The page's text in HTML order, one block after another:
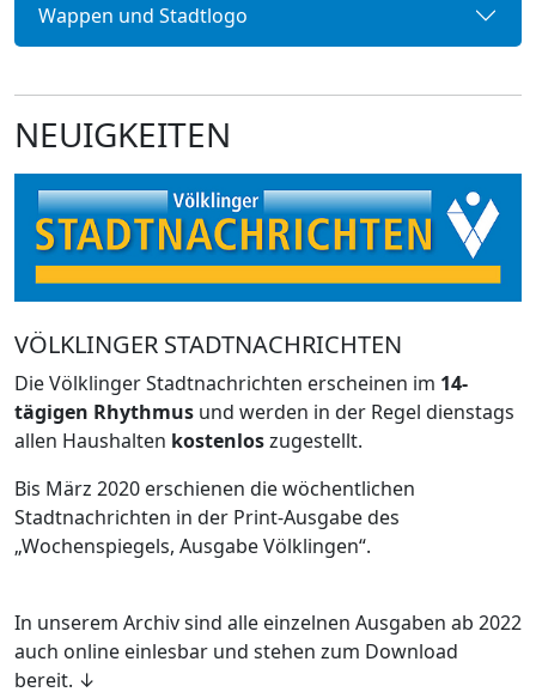
Wappen und Stadtlogo
NEUIGKEITEN
VÖLKLINGER STADTNACHRICHTEN
Die Völklinger Stadtnachrichten erscheinen im 14-
tägigen Rhythmus und werden in der Regel dienstags
allen Haushalten kostenloszugestellt.
Bis März 2020 erschienen die wöchentlichen
Stadtnachrichten in der Print-Ausgabe des
„Wochenspiegels, Ausgabe Völklingen“.
In unserem Archiv sind alle einzelnen Ausgaben ab 2022
auch online einlesbar und stehen zum Download
bereit. ↓